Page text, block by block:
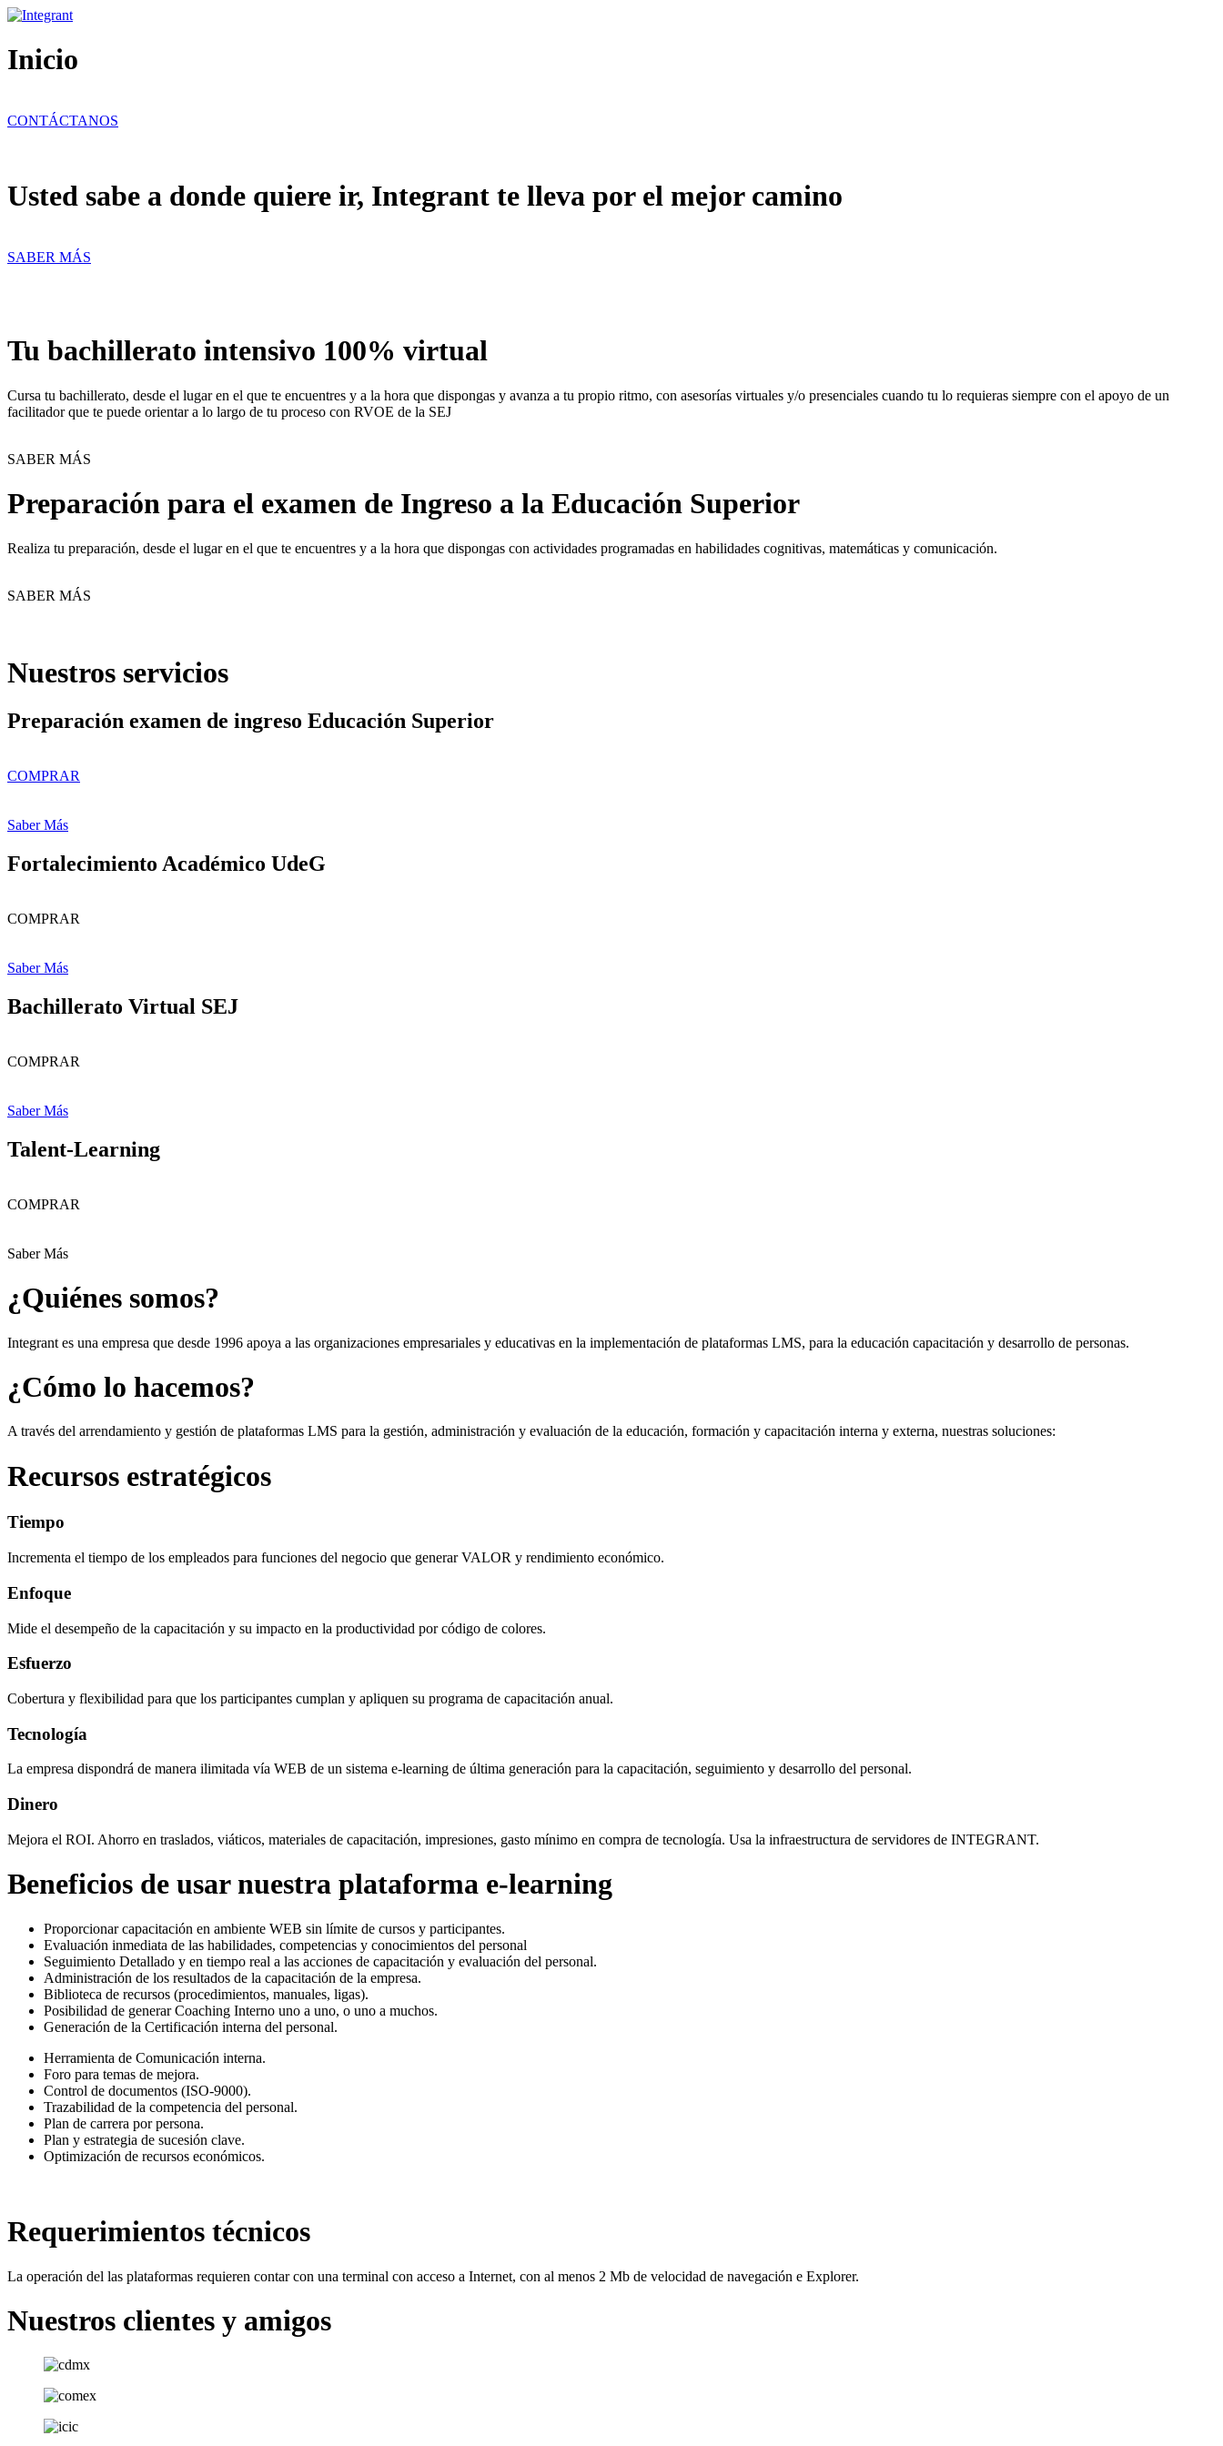
Ir
contenido
Inicio
CONTÁCTANOS
Usted sabe a donde quiere ir, Integrant te lleva por el mejor camino
SABER MÁS
Tu bachillerato intensivo 100% virtual
Cursa tu bachillerato, desde el lugar en el que te encuentres y a la hora que dispongas y avanza a tu propio ritmo, con asesorías virtuales y/o presenciales cuando tu lo requieras siempre con el apoyo de un
facilitador que te puede orientar a lo largo de tu proceso con RVOE de la SEJ
SABER MÁS
Preparación para el examen de Ingreso a la Educación Superior
Realiza tu preparación, desde el lugar en el que te encuentres y a la hora que dispongas con actividades programadas en habilidades cognitivas, matemáticas y comunicación.
SABER MÁS
Nuestros servicios
Preparación examen de ingreso Educación Superior
COMPRAR
Saber Más
Fortalecimiento Académico UdeG
COMPRAR
Saber Más
Bachillerato Virtual SEJ
COMPRAR
Saber Más
Talent-Learning
COMPRAR
Saber Más
¿Quiénes somos?
Integrant es una empresa que desde 1996 apoya a las organizaciones empresariales y educativas en la implementación de plataformas LMS, para la educación capacitación y desarrollo de personas.
¿Cómo lo hacemos?
A través del arrendamiento y gestión de plataformas LMS para la gestión, administración y evaluación de la educación, formación y capacitación interna y externa, nuestras soluciones:
Recursos estratégicos
Tiempo
Incrementa el tiempo de los empleados para funciones del negocio que generar VALOR y rendimiento económico.
Enfoque
Mide el desempeño de la capacitación y su impacto en la productividad por código de colores.
Esfuerzo
Cobertura y flexibilidad para que los participantes cumplan y apliquen su programa de capacitación anual.
Tecnología
La empresa dispondrá de manera ilimitada vía WEB de un sistema e-learning de última generación para la capacitación, seguimiento y desarrollo del personal.
Dinero
Mejora el ROI. Ahorro en traslados, viáticos, materiales de capacitación, impresiones, gasto mínimo en compra de tecnología. Usa la infraestructura de servidores de INTEGRANT.
Beneficios de usar nuestra plataforma e-learning
Proporcionar capacitación en ambiente WEB sin límite de cursos y participantes.
Evaluación inmediata de las habilidades, competencias y conocimientos del personal
Seguimiento Detallado y en tiempo real a las acciones de capacitación y evaluación del personal.
Administración de los resultados de la capacitación de la empresa.
Biblioteca de recursos (procedimientos, manuales, ligas).
Posibilidad de generar Coaching Interno uno a uno, o uno a muchos.
Generación de la Certificación interna del personal.
Herramienta de Comunicación interna.
Foro para temas de mejora.
Control de documentos (ISO-9000).
Trazabilidad de la competencia del personal.
Plan de carrera por persona.
Plan y estrategia de sucesión clave.
Optimización de recursos económicos.
Requerimientos técnicos
La operación del las plataformas requieren contar con una terminal con acceso a Internet, con al menos 2 Mb de velocidad de navegación e Explorer.
Nuestros clientes y amigos